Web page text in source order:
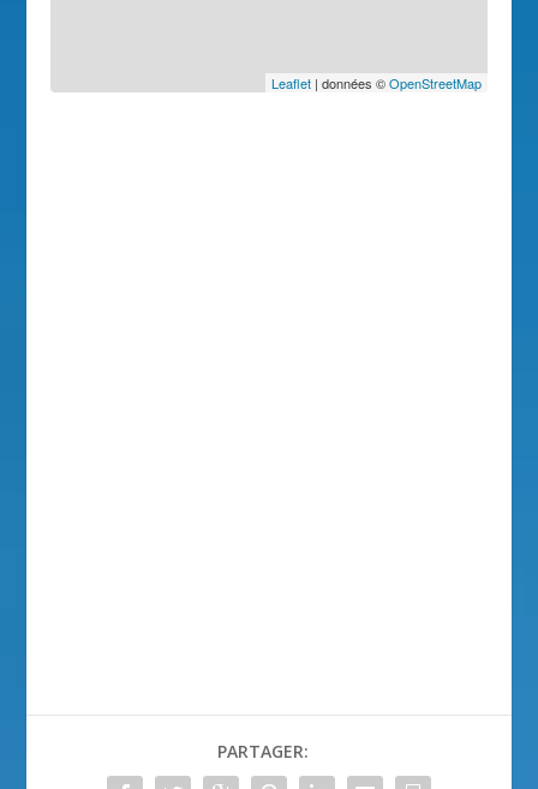
Leaflet| données ©OpenStreetMap
PARTAGER: